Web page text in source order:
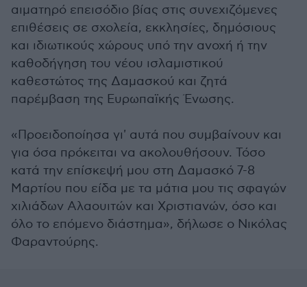
αιματηρό επεισόδιο βίας στις συνεχιζόμενες
επιθέσεις σε σχολεία, εκκλησίες, δημόσιους
και ιδιωτικούς χώρους υπό την ανοχή ή την
καθοδήγηση του νέου ισλαμιστικού
καθεστώτος της Δαμασκού και ζητά
παρέμβαση της Ευρωπαϊκής Ένωσης.
«Προειδοποίησα γι' αυτά που συμβαίνουν και
για όσα πρόκειται να ακολουθήσουν. Τόσο
κατά την επίσκεψή μου στη Δαμασκό 7-8
Μαρτίου που είδα με τα μάτια μου τις σφαγών
χιλιάδων Αλαουιτών και Χριστιανών, όσο και
όλο το επόμενο διάστημα», δήλωσε ο Νικόλας
Φαραντούρης.